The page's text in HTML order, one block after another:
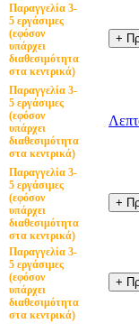
Παραγγελία 3-
5 εργάσιμες
(εφόσον
υπάρχει
διαθεσιμότητα
στα κεντρικά)
Παραγγελία 3-
5 εργάσιμες
(εφόσον
υπάρχει
διαθεσιμότητα
στα κεντρικά)
Παραγγελία 3-
5 εργάσιμες
(εφόσον
υπάρχει
διαθεσιμότητα
στα κεντρικά)
Παραγγελία 3-
5 εργάσιμες
(εφόσον
υπάρχει
διαθεσιμότητα
στα κεντρικά)